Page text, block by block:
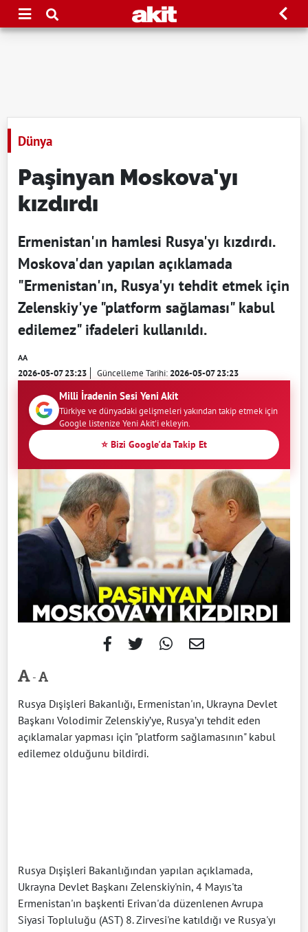
Dünya
Paşinyan Moskova'yı
kızdırdı
Ermenistan'ın hamlesi Rusya'yı kızdırdı.
Moskova'dan yapılan açıklamada
"Ermenistan'ın, Rusya'yı tehdit etmek için
Zelenskiy'ye "platform sağlaması" kabul
edilemez" ifadeleri kullanıldı.
AA
2026-05-07 23:23 Güncelleme Tarihi:2026-05-07 23:23
Milli İradenin Sesi Yeni Akit
Türkiye ve dünyadaki gelişmeleri yakından takip etmek için
Google listenize Yeni Akit'i ekleyin.
⭐ Bizi Google'da Takip Et
-
Rusya Dışişleri Bakanlığı, Ermenistan'ın, Ukrayna Devlet
Başkanı Volodimir Zelenskiy’ye, Rusya’yı tehdit eden
açıklamalar yapması için "platform sağlamasının" kabul
edilemez olduğunu bildirdi.
Rusya Dışişleri Bakanlığından yapılan açıklamada,
Ukrayna Devlet Başkanı Zelenskiy'nin, 4 Mayıs'ta
Ermenistan'ın başkenti Erivan'da düzenlenen Avrupa
Siyasi Topluluğu (AST) 8. Zirvesi'ne katıldığı ve Rusya'yı